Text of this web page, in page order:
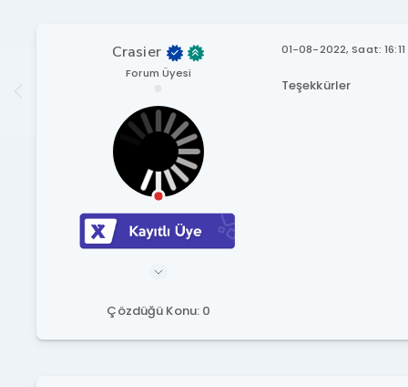
Crasier
Forum Üyesi
Çözdüğü Konu: 0
01-08-2022, Saat: 16:11
Teşekkürler